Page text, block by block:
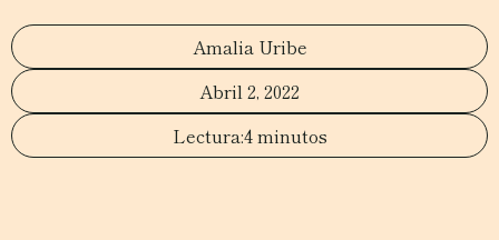
Amalia Uribe
Abril 2, 2022
4 minutos